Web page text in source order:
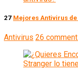
27 Mejores Antivirus
Antivirus 26